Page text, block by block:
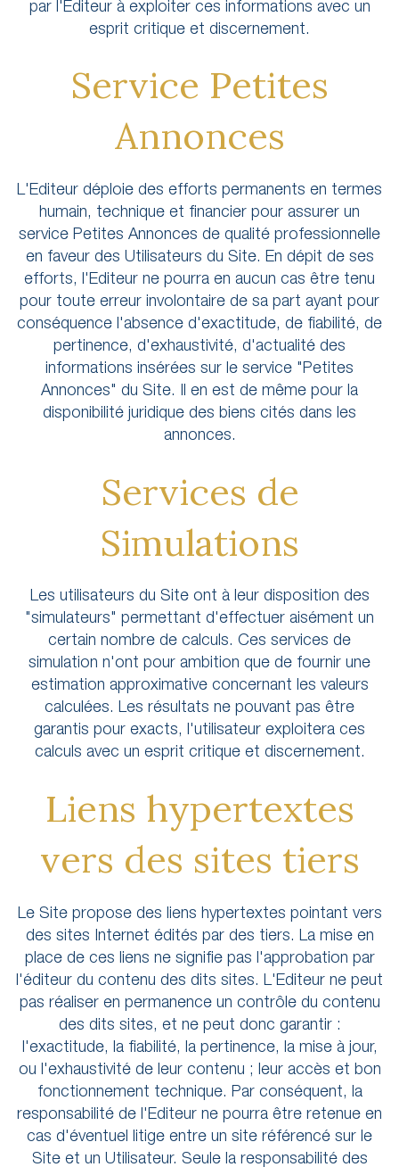
par l'Editeur à exploiter ces informations avec un
esprit critique et discernement.
Service Petites
Annonces
L'Editeur déploie des efforts permanents en termes
humain, technique et financier pour assurer un
service Petites Annonces de qualité professionnelle
en faveur des Utilisateurs du Site. En dépit de ses
efforts, l'Editeur ne pourra en aucun cas être tenu
pour toute erreur involontaire de sa part ayant pour
conséquence l'absence d'exactitude, de fiabilité, de
pertinence, d'exhaustivité, d'actualité des
informations insérées sur le service "Petites
Annonces" du Site. Il en est de même pour la
disponibilité juridique des biens cités dans les
annonces.
Services de
Simulations
Les utilisateurs du Site ont à leur disposition des
"simulateurs" permettant d'effectuer aisément un
certain nombre de calculs. Ces services de
simulation n'ont pour ambition que de fournir une
estimation approximative concernant les valeurs
calculées. Les résultats ne pouvant pas être
garantis pour exacts, l'utilisateur exploitera ces
calculs avec un esprit critique et discernement.
Liens hypertextes
vers des sites tiers
Le Site propose des liens hypertextes pointant vers
des sites Internet édités par des tiers. La mise en
place de ces liens ne signifie pas l'approbation par
l'éditeur du contenu des dits sites. L'Editeur ne peut
pas réaliser en permanence un contrôle du contenu
des dits sites, et ne peut donc garantir :
l'exactitude, la fiabilité, la pertinence, la mise à jour,
ou l'exhaustivité de leur contenu ; leur accès et bon
fonctionnement technique. Par conséquent, la
responsabilité de l'Editeur ne pourra être retenue en
cas d'éventuel litige entre un site référencé sur le
Site et un Utilisateur. Seule la responsabilité des